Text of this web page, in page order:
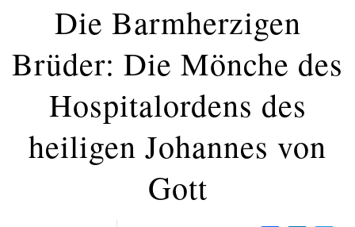
Die Barmherzigen
Brüder: Die Mönche des
Hospitalordens des
heiligen Johannes von
Gott